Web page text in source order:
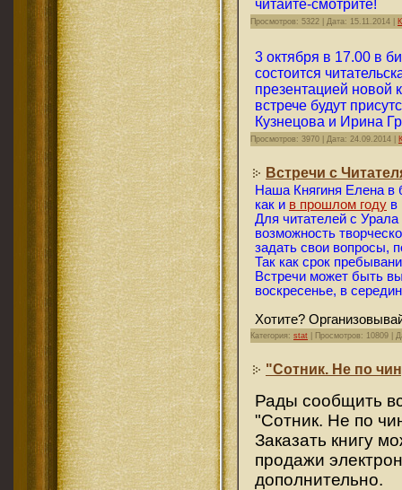
читайте-смотрите!
Просмотров: 5322 | Дата: 15.11.2014
3 октября в 17.00 в
состоится
презентацией новой
встрече будут
Кузнецова и Ирина
Просмотров: 3970 | Дата: 24.09.2014
Встречи с
Наша Княгиня Елена в
как и в прошлом году в
Для читателей с Урала
возможность
задать свои вопросы,
Так как срок
Встречи может быть
воскресенье, в
Хотите?
Категория: stat | Просмотров: 10809 |
"Сотник. Не по
Рады сообщить
"Сотник. Не по
Заказать книгу
продажи
дополнительно.